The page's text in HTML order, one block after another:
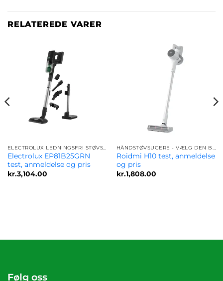
RELATEREDE VARER
ELECTROLUX LEDNINGSFRI STØVSUGER
Electrolux EP81B25GRN
test, anmeldelse og pris
kr.3,104.00
HÅNDSTØVSUGERE - VÆLG DEN BEDSTE MODEL FOR DIG
Roidmi H10 test, anmeldelse
og pris
kr.1,808.00
Følg oss